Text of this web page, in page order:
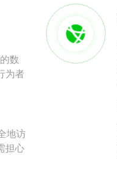
数
为者
地访
担心